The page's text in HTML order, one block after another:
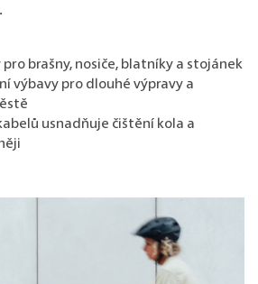
brašny, nosiče, blatníky a stojánek
výbavy pro dlouhé výpravy a
usnadňuje čištění kola a